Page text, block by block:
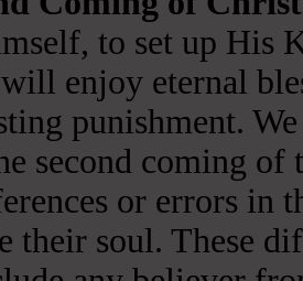
to set up His
enjoy eternal
punishment.
second coming
or errors in
their soul. These